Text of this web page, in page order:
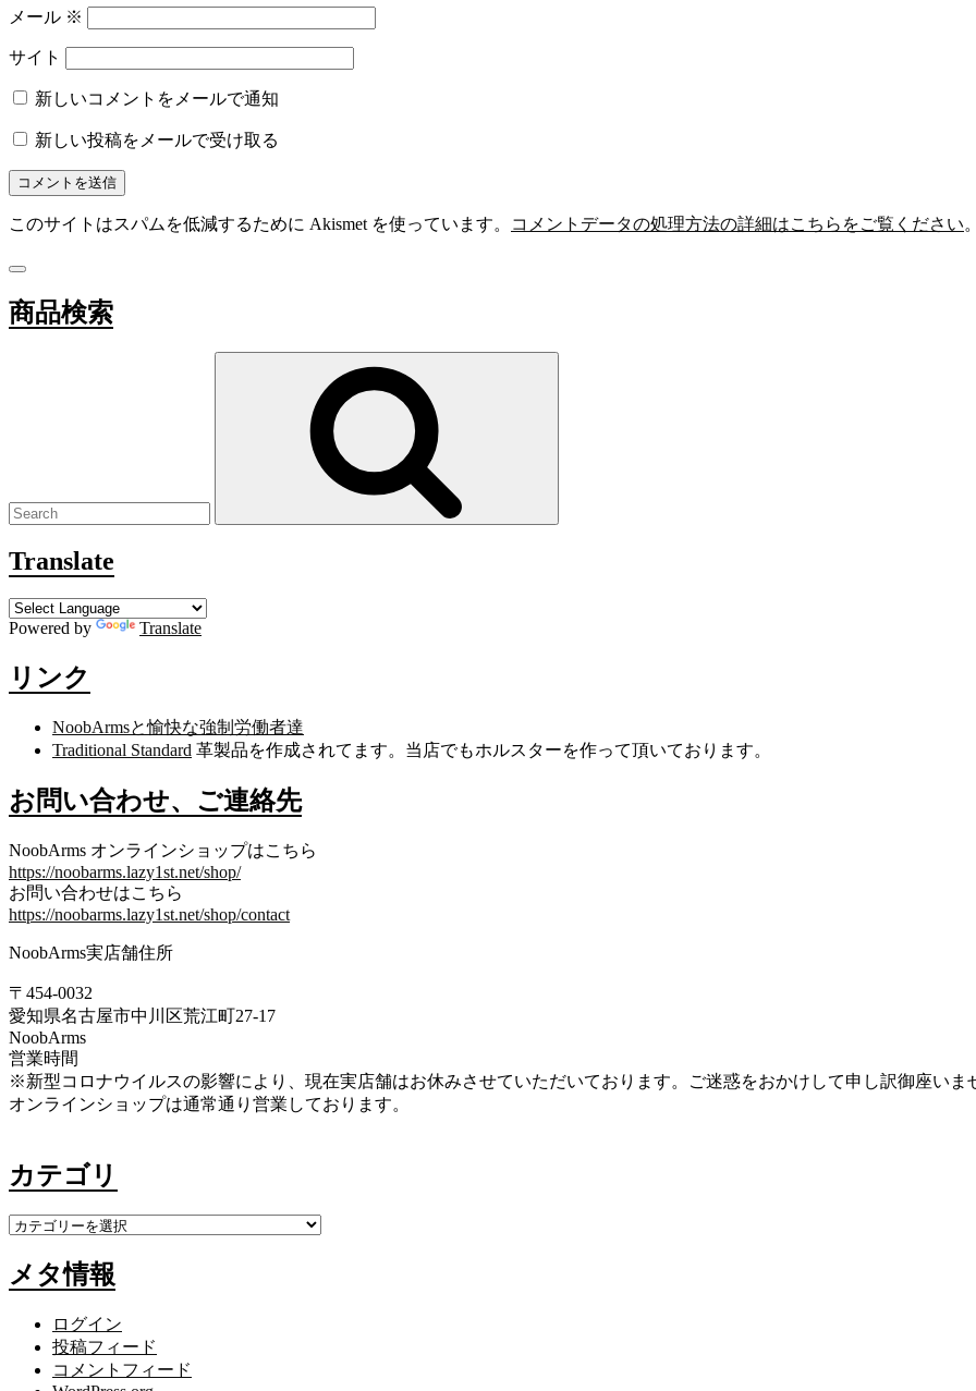
メール ※
サイト
新しいコメントをメールで通知
新しい投稿をメールで受け取る
このサイトはスパムを低減するために Akismet を使っています。 コメントデータの処理方法の詳細はこちらをご覧ください
商品検索
Translate
Powered by Translate
リンク
NoobArmsと愉快な強制労働者達
Traditional Standard 革製品を作成されてます。当店でもホルスターを作って頂いております。
お問い合わせ、ご連絡先
NoobArms オンラインショップはこちら
https://noobarms.lazy1st.net/shop/
お問い合わせはこちら
https://noobarms.lazy1st.net/shop/contact
NoobArms実店舗住所
〒454-0032
愛知県名古屋市中川区荒江町27-17
NoobArms
営業時間
※新型コロナウイルスの影響により、現在実店舗はお休みさせていただいております。ご迷惑をおかけして申し訳御座いま
オンラインショップは通常通り営業しております。
カテゴリ
カ
ゴ
リ
メタ情報
ログイン
投稿フィード
コメントフィード